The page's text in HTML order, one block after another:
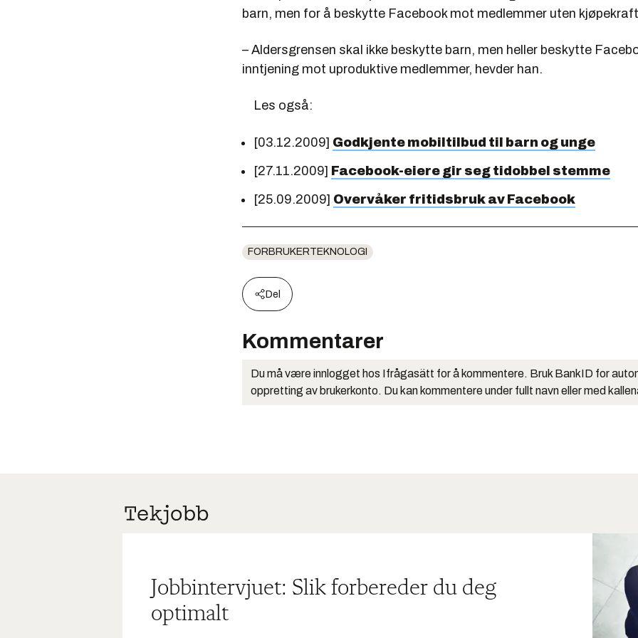
barn, men for å beskytte Facebook mot medlemmer uten
– Aldersgrensen skal ikke beskytte barn, men heller beskytte
inntjening mot uproduktive medlemmer, hevder han.
Les også:
[03.12.2009] Godkjente mobiltilbud til barn og unge
[27.11.2009] Facebook-eiere gir seg tidobbel stemme
[25.09.2009] Overvåker fritidsbruk av Facebook
FORBRUKERTEKNOLOGI
Del
Kommentarer
Du må være innlogget hos Ifrågasätt for å kommentere. Bruk BankID for
oppretting av brukerkonto. Du kan kommentere under fullt navn eller med
Jobbintervjuet: Slik forbereder du deg
optimalt